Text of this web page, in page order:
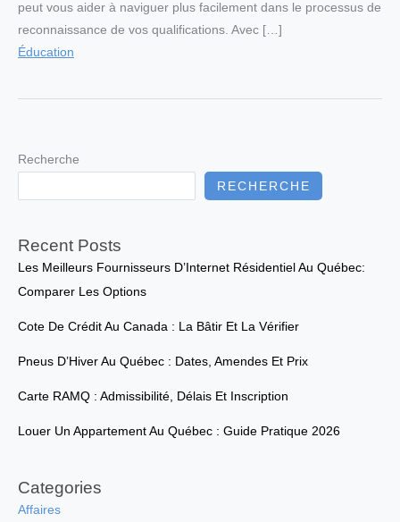
peut vous aider à naviguer plus facilement dans le processus de
reconnaissance de vos qualifications. Avec […]
Éducation
Recherche
RECHERCHE
Recent Posts
Les Meilleurs Fournisseurs D’Internet Résidentiel Au Québec:
Comparer Les Options
Cote De Crédit Au Canada : La Bâtir Et La Vérifier
Pneus D’Hiver Au Québec : Dates, Amendes Et Prix
Carte RAMQ : Admissibilité, Délais Et Inscription
Louer Un Appartement Au Québec : Guide Pratique 2026
Categories
Affaires